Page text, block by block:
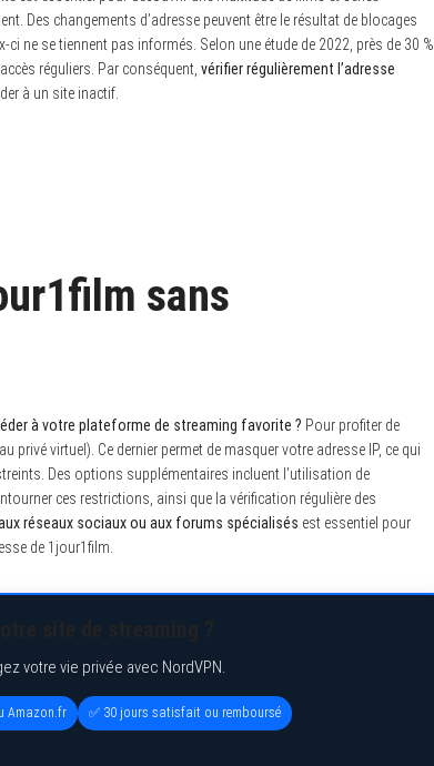
Des changements d’adresse peuvent être le résultat de blocages
ne se tiennent pas informés. Selon une étude de 2022, près de 30 %
réguliers. Par conséquent, vérifier régulièrement l’adresse
à un site inactif.
sans
à votre plateforme de streaming favorite ? Pour profiter de
virtuel). Ce dernier permet de masquer votre adresse IP, ce qui
Des options supplémentaires incluent l’utilisation de
ces restrictions, ainsi que la vérification régulière des
réseaux sociaux ou aux forums spécialisés est essentiel pour
de 1jour1film.
votre vie privée avec NordVPN.
Amazon.fr ✅ 30 jours satisfait ou remboursé